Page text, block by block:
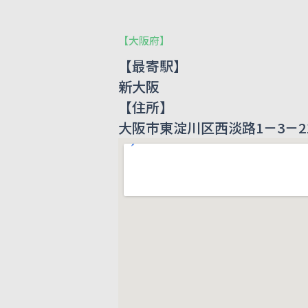
【大阪府】
【最寄駅】
新大阪
【住所】
大阪市東淀川区西淡路1－3－